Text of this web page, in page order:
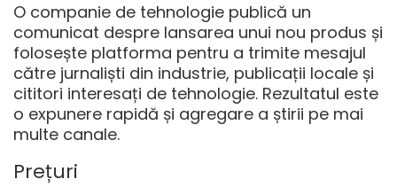
O companie de tehnologie publică un
comunicat despre lansarea unui nou produs și
folosește platforma pentru a trimite mesajul
către jurnaliști din industrie, publicații locale și
cititori interesați de tehnologie. Rezultatul este
o expunere rapidă și agregare a știrii pe mai
multe canale.
Prețuri